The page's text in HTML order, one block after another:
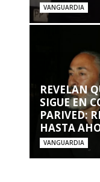
VANGUARDIA
REVELAN
SIGUE EN
PARIVED:
HASTA
VANGUARDIA